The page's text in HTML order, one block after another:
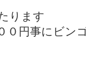
ります
０円事にビン